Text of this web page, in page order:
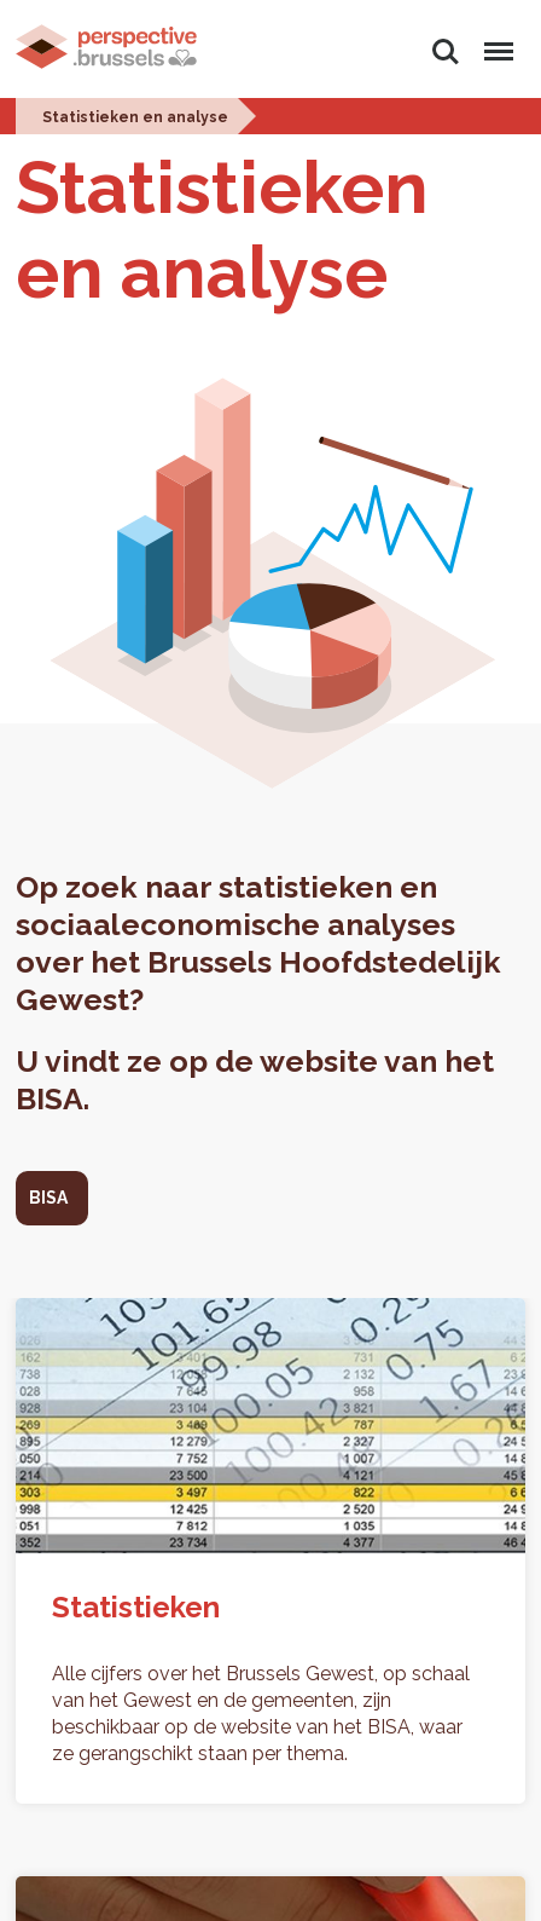
Zoeken Menu
Statistieken en analyse
Statistieken
en analyse
Op zoek naar statistieken en
sociaaleconomische analyses
over het Brussels Hoofdstedelijk
Gewest?
U vindt ze op de website van het
BISA.
BISA
Statistieken
Alle cijfers over het Brussels Gewest, op schaal
van het Gewest en de gemeenten, zijn
beschikbaar op de website van het BISA, waar
ze gerangschikt staan per thema.